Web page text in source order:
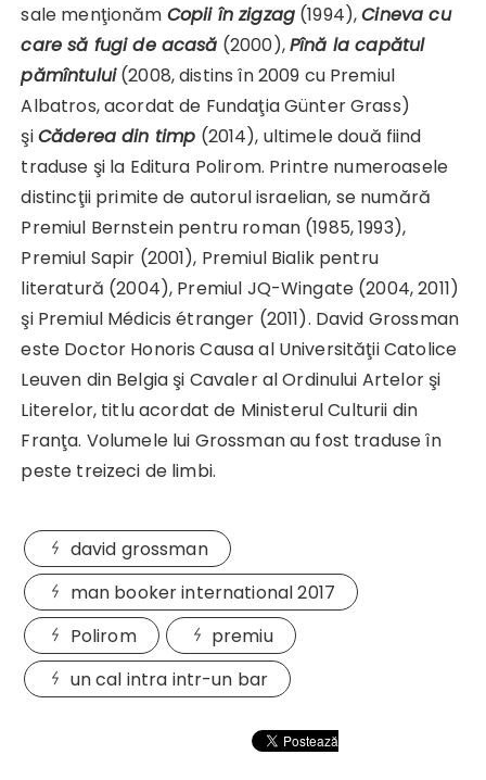
sale menţionăm Copii în zigzag(1994),Cineva cu
care să fugi de acasă (2000),Pînă la capătul
pămîntului (2008, distins în 2009 cu Premiul
Albatros, acordat de Fundaţia Günter Grass)
şiCăderea din timp (2014), ultimele două fiind
traduse şi la Editura Polirom. Printre numeroasele
distincţii primite de autorul israelian, se numără
Premiul Bernstein pentru roman (1985, 1993),
Premiul Sapir (2001), Premiul Bialik pentru
literatură (2004), Premiul JQ-Wingate (2004, 2011)
şi Premiul Médicis étranger (2011). David Grossman
este Doctor Honoris Causa al Universităţii Catolice
Leuven din Belgia şi Cavaler al Ordinului Artelor şi
Literelor, titlu acordat de Ministerul Culturii din
Franţa. Volumele lui Grossman au fost traduse în
peste treizeci de limbi.
david grossman
man booker international 2017
Polirom
premiu
un cal intra intr-un bar